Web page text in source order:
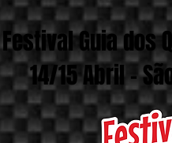
Festival Guia dos
14/15 Abril -